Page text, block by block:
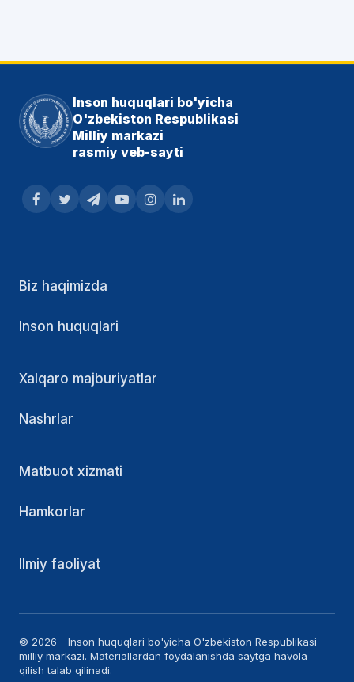
Inson huquqlari bo'yicha
O'zbekiston Respublikasi
Milliy markazi
rasmiy veb-sayti
Biz haqimizda
Inson huquqlari
Xalqaro majburiyatlar
Nashrlar
Matbuot xizmati
Hamkorlar
Ilmiy faoliyat
© 2026 - Inson huquqlari bo'yicha O'zbekiston Respublikasi
milliy markazi. Materiallardan foydalanishda saytga havola
qilish talab qilinadi.